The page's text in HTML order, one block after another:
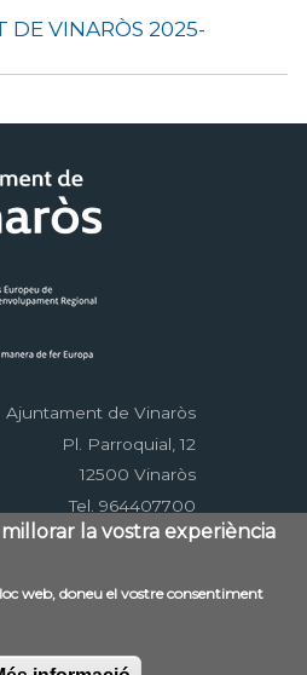
DE VINARÒS 2025-
Ajuntament de Vinaròs
Pl. Parroquial, 12
12500 Vinaròs
Tel. 964407700
Mapa web
la vostra experiència
web, doneu el vostre consentiment